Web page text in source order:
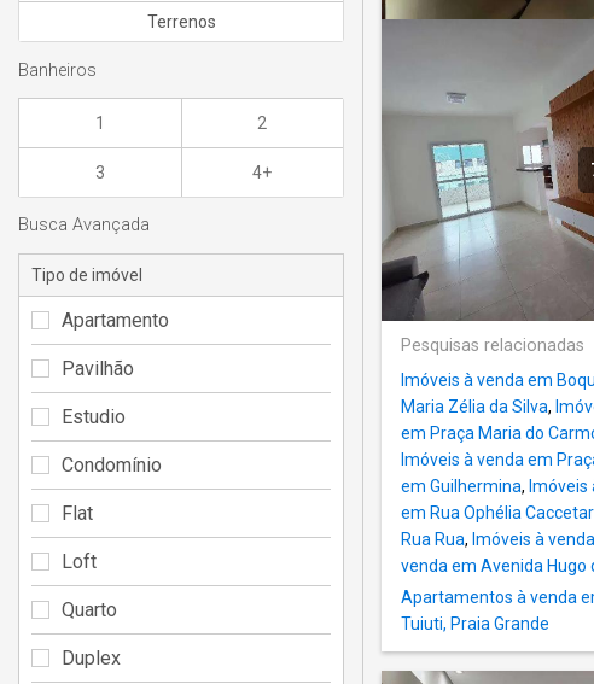
Pesquisas relacionadas
Imóveis à venda em
Maria Zélia da Silva,
em Praça Maria do
Imóveis à venda em
em Guilhermina,
em Rua Ophélia
Rua Rua, Imóveis à
venda em Avenida Hugo
Apartamentos à venda
Tuiuti, Praia Grande
Terrenos
Banheiros
1 2
3 4+
Busca Avançada
Tipo de imóvel
Apartamento
Pavilhão
Estudio
Condomínio
Flat
Loft
Quarto
Duplex